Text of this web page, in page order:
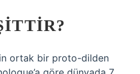
ortak bir proto-dilden